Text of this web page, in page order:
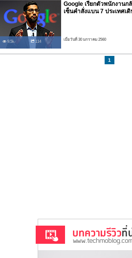
9.5k 114
Google เรียกตัวพนักงานก
เซ็นคำสั่งแบน 7 ประเทศเ
เมื่อวันที่ 30 มกราคม 2560
1